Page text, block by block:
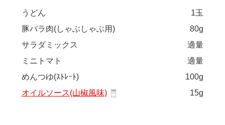
うどん
1玉
豚バラ肉(しゃぶしゃぶ用)
80g
サラダミックス
適量
ミニトマト
適量
めんつゆ(ｽﾄﾚｰﾄ)
100g
オイルソース(山椒風味)
15g